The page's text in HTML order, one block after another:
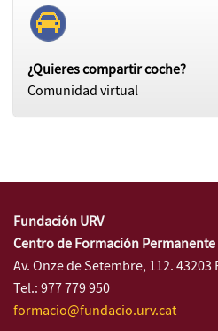
¿Quieres compartir coche?
Comunidad virtual
Fundación URV
Centro de Formación Permanente
Av. Onze de Setembre, 112. 43203
Tel.: 977 779 950
formacio@fundacio.urv.cat